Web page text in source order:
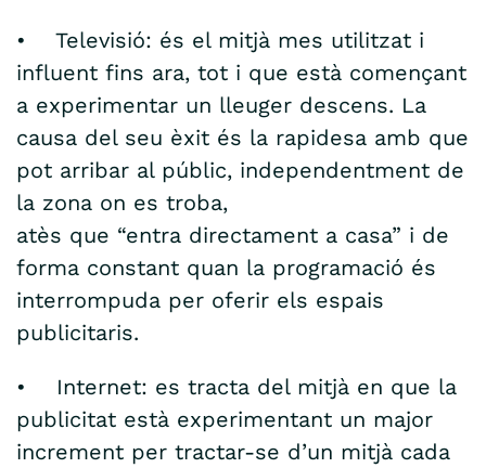
• Televisió: és el mitjà mes utilitzat i
influent fins ara, tot i que està començant
a experimentar un lleuger descens. La
causa del seu èxit és la rapidesa amb que
pot arribar al públic, independentment de
la zona on es troba,
atès que “entra directament a casa” i de
forma constant quan la programació és
interrompuda per oferir els espais
publicitaris.
• Internet: es tracta del mitjà en que la
publicitat està experimentant un major
increment per tractar-se d’un mitjà cada